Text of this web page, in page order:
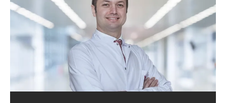
Ajandaya Ne Yazılır?
Bilardo Topu Neyden Yapılır?
Masal ile Hikaye Arasındaki